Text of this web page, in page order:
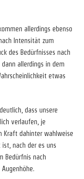
allerdings ebenso
Intensität zum
des Bedürfnisses nach
allerdings in dem
etwas
dass unsere
verlaufen, je
Kraft dahinter wahlweise
nach der es uns
Bedürfnis nach